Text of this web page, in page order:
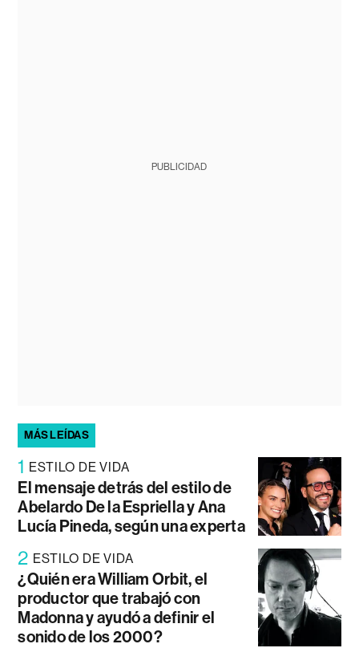
PUBLICIDAD
MÁS LEÍDAS
1 ESTILO DE VIDA
El mensaje detrás del estilo de
Abelardo De la Espriella y Ana
Lucía Pineda, según una experta
2 ESTILO DE VIDA
¿Quién era William Orbit, el
productor que trabajó con
Madonna y ayudó a definir el
sonido de los 2000?